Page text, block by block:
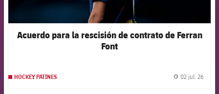
Acuerdo para la rescisión de contrato de Ferran
Font
HOCKEY PATINES 02 jul. 26